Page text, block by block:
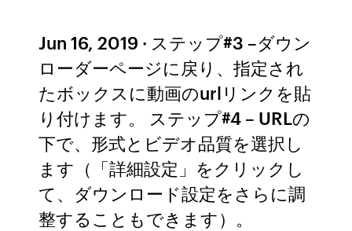
Jun 16, 2019 · ステップ#3 –ダウン
ローダーページに戻り、指定され
たボックスに動画のurlリンクを貼
り付けます。 ステップ#4 – URLの
下で、形式とビデオ品質を選択し
ます（「詳細設定」をクリックし
て、ダウンロード設定をさらに調
整することもできます）。